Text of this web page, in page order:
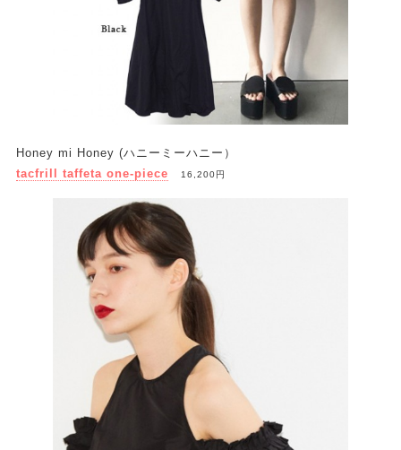
Honey mi Honey (ハニーミーハニー）
tacfrill taffeta one-piece
16,200円